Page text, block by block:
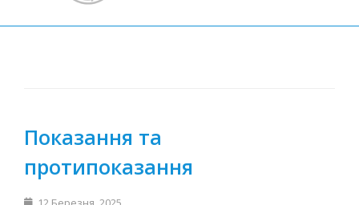
Показання та
протипоказання